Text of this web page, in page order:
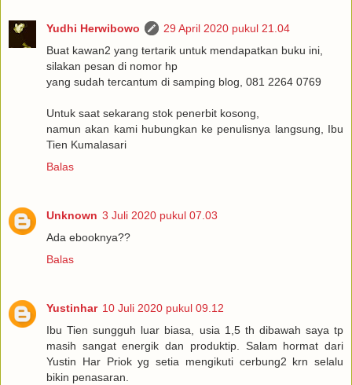
Yudhi Herwibowo
29 April 2020 pukul 21.04
Buat kawan2 yang tertarik untuk mendapatkan buku ini,
silakan pesan di nomor hp
yang sudah tercantum di samping blog, 081 2264 0769
Untuk saat sekarang stok penerbit kosong,
namun akan kami hubungkan ke penulisnya langsung, Ibu
Tien Kumalasari
Balas
Unknown 3 Juli 2020 pukul 07.03
Ada ebooknya??
Balas
Yustinhar 10 Juli 2020 pukul 09.12
Ibu Tien sungguh luar biasa, usia 1,5 th dibawah saya tp
masih sangat energik dan produktip. Salam hormat dari
Yustin Har Priok yg setia mengikuti cerbung2 krn selalu
bikin penasaran.